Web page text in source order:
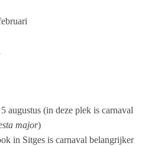
augustus (in deze plek is carnaval
major)
in Sitges is carnaval belangrijker